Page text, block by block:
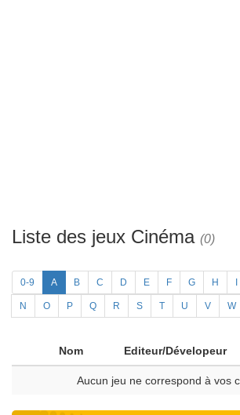
Liste des jeux Cinéma (0)
0-9 A B C D E F G H
N O P Q R S T U V W
Nom Editeur/Dévelopeur
Aucun jeu ne correspond à vos